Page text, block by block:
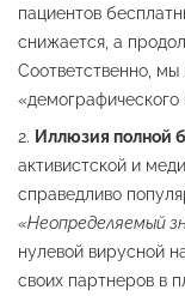
пациентов
снижается, а
Соответственно,
«демографического
Иллюзия полной
активистской и
справедливо
«Неопределяемый
нулевой вирусной
своих партнеров в